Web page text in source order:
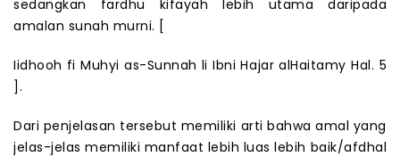
sedangkan fardhu kifayah lebih utama daripada
amalan sunah murni. [
Iidhooh fi Muhyi as-Sunnah li Ibni Hajar alHaitamy Hal. 5
].
Dari penjelasan tersebut memiliki arti bahwa amal yang
jelas-jelas memiliki manfaat lebih luas lebih baik/afdhal